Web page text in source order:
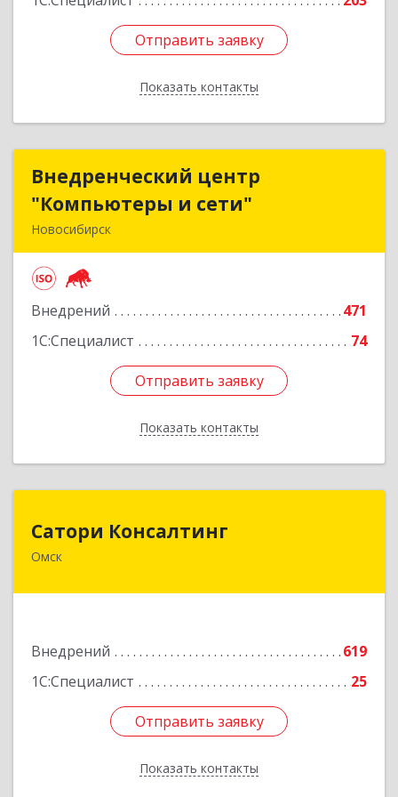
Отправить заявку
Показать контакты
Отправить заявку
Назад
Внедренческий центр
"Компьютеры и сети"
Новосибирск
Внедрений
471
1С:Специалист
74
Отправить заявку
Показать контакты
Внедренческий центр
"Компьютеры и сети"
Подробнее
Отправить заявку
Назад
Сатори Консалтинг
Омск
Внедрений
619
1С:Специалист
25
Отправить заявку
Показать контакты
644070, Омская обл, Омск г, Лермонтова ул,
Отправить заявку
Назад